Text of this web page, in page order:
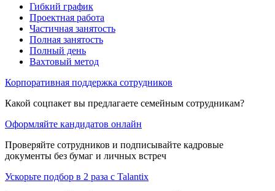
Гибкий график
Проектная работа
Частичная занятость
Полная занятость
Полный день
Вахтовый метод
Корпоративная поддержка сотрудников
Какой соцпакет вы предлагаете семейным сотрудникам?
Оформляйте кандидатов онлайн
Проверяйте сотрудников и подписывайте кадровые
документы без бумаг и личных встреч
Ускорьте подбор в 2 раза с Talantix